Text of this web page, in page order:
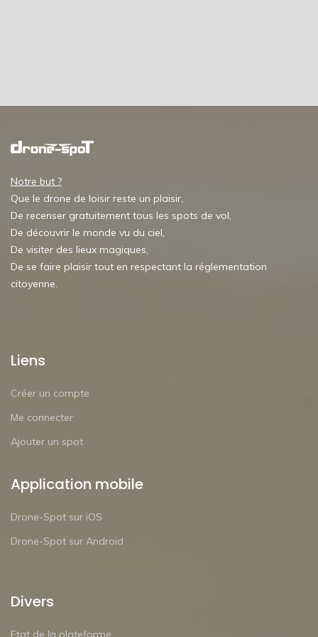
Notre but ?
Que le drone de loisir reste un plaisir,
De recenser gratuitement tous les spots de vol,
De découvrir le monde vu du ciel,
De visiter des lieux magiques,
De se faire plaisir tout en respectant la réglementation
citoyenne.
Liens
Créer un compte
Me connecter
Ajouter un spot
Application mobile
Drone-Spot sur iOS
Drone-Spot sur Android
Divers
Etat de la plateforme